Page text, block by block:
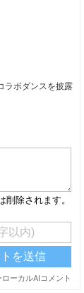
ラボダンスを披露